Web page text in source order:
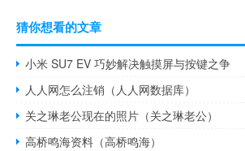
猜你想看的文章
小米 SU7 EV 巧妙解决触摸屏与按键之争
人人网怎么注销（人人网数据库）
关之琳老公现在的照片（关之琳老公）
高桥鸣海资料（高桥鸣海）